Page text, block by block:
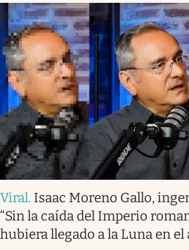
Viral. Isaac Moreno Gallo,
“Sin la caída del Imperio
hubiera llegado a la Luna en el